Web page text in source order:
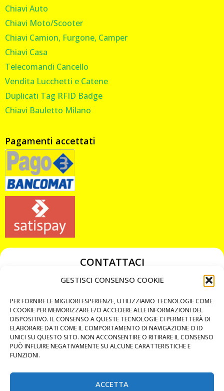
GESTISCI CONSENSO COOKIE
PER FORNIRE LE MIGLIORI ESPERIENZE, UTILIZZIAMO TECNOLOGIE COME
I COOKIE PER MEMORIZZARE E/O ACCEDERE ALLE INFORMAZIONI DEL
DISPOSITIVO. IL CONSENSO A QUESTE TECNOLOGIE CI PERMETTERÀ DI
ELABORARE DATI COME IL COMPORTAMENTO DI NAVIGAZIONE O ID
UNICI SU QUESTO SITO. NON ACCONSENTIRE O RITIRARE IL CONSENSO
PUÒ INFLUIRE NEGATIVAMENTE SU ALCUNE CARATTERISTICHE E
FUNZIONI.
ACCETTA
Chiavi Auto
Chiavi Moto/Scooter
Chiavi Camion, Furgone, Camper
Chiavi Casa
Telecomandi Cancello
Vendita Lucchetti e Catene
Duplicati Tag RFID Badge
Chiavi Bauletto Milano
Pagamenti accettati
CONTATTACI
349 3863811
chiavicodificate@gmail.com
Privacy Policy
Cookie Policy